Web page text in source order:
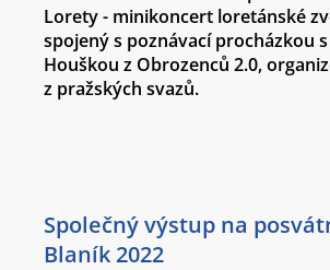
Lorety - minikoncert loretánské
spojený s poznávací procházkou
Houškou z Obrozenců 2.0,
z pražských svazů.
Společný výstup na
Blaník 2022